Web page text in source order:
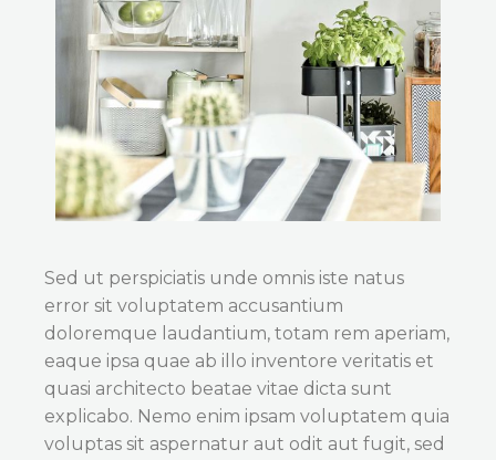
Sed ut perspiciatis unde omnis iste natus
error sit voluptatem accusantium
doloremque laudantium, totam rem aperiam,
eaque ipsa quae ab illo inventore veritatis et
quasi architecto beatae vitae dicta sunt
explicabo. Nemo enim ipsam voluptatem quia
voluptas sit aspernatur aut odit aut fugit, sed